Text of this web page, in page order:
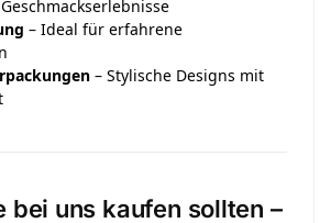
– Ideal für erfahrene
– Stylische Designs mit
bei uns kaufen sollten –